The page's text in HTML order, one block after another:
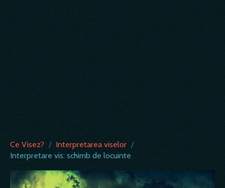
Ce Visez? / Interpretarea viselor /
Interpretare vis: schimb de locuinte